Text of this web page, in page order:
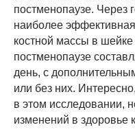
постменопаузе. Через
наиболее
костной массы в
постменопаузе
день, с
или без них.
в этом исследовании,
изменений в здоровье